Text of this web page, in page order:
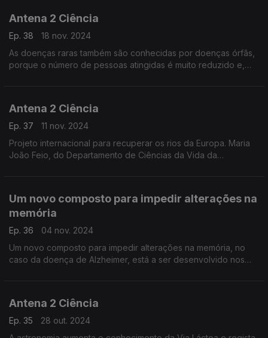
Antena 2 Ciência
Ep. 38
18 nov. 2024
As doenças raras também são conhecidas por doenças órfãs,
porque o número de pessoas atingidas é muito reduzido e,
Antena 2 Ciência
Ep. 37
11 nov. 2024
Projeto internacional para recuperar os rios da Europa. Maria
João Feio, do Departamento de Ciências da Vida da
Um novo composto para impedir alterações na
memória
Ep. 36
04 nov. 2024
Um novo composto para impedir alterações na memória, no
caso da doença de Alzheimer, está a ser desenvolvido nos
Antena 2 Ciência
Ep. 35
28 out. 2024